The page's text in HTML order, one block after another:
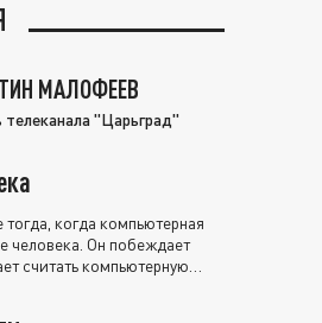
МАЛОФЕЕВ
телеканала "Царьград"
когда компьютерная
человека. Он побеждает
считать компьютерную